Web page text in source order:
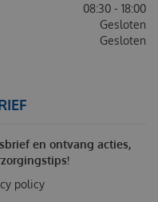
08:30 - 18:00
Gesloten
Gesloten
en ontvang acties,
policy